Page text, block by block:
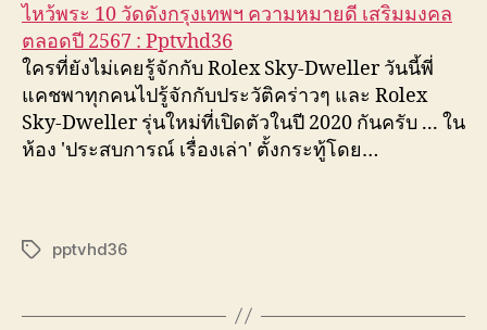
ไหว้พระ 10 วัดดังกรุงเทพฯ ความหมายดี เสริมมงคล
ตลอดปี 2567 : Pptvhd36
ใครที่ยังไม่เคยรู้จักกับ Rolex Sky-Dweller วันนี้พี่
แคชพาทุกคนไปรู้จักกับประวัติคร่าวๆ และ Rolex
Sky-Dweller รุ่นใหม่ที่เปิดตัวในปี 2020 กันครับ ... ใน
ห้อง 'ประสบการณ์ เรื่องเล่า' ตั้งกระทู้โดย…
Tagspptvhd36